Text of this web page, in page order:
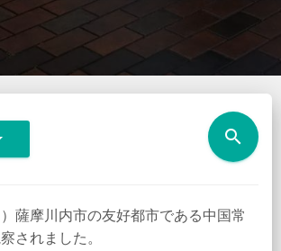
search
薩摩川内市の友好都市である中国常
されました。